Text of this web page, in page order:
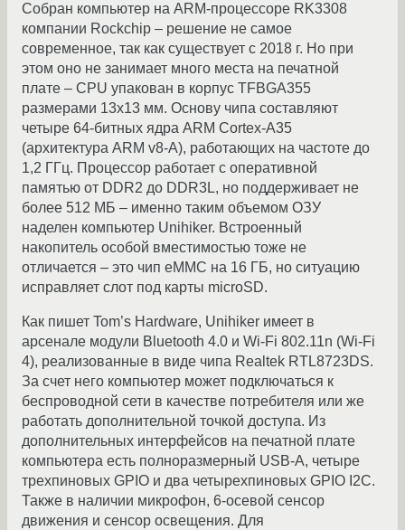
Собран компьютер на ARM-процессоре RK3308
компании Rockchip – решение не самое
современное, так как существует с 2018 г. Но при
этом оно не занимает много места на печатной
плате – CPU упакован в корпус TFBGA355
размерами 13х13 мм. Основу чипа составляют
четыре 64-битных ядра ARM Cortex-A35
(архитектура ARM v8-A), работающих на частоте до
1,2 ГГц. Процессор работает с оперативной
памятью от DDR2 до DDR3L, но поддерживает не
более 512 МБ – именно таким объемом ОЗУ
наделен компьютер Unihiker. Встроенный
накопитель особой вместимостью тоже не
отличается – это чип еММС на 16 ГБ, но ситуацию
исправляет слот под карты microSD.
Как пишет Tom’s Hardware, Unihiker имеет в
арсенале модули Bluetooth 4.0 и Wi-Fi 802.11n (Wi-Fi
4), реализованные в виде чипа Realtek RTL8723DS.
За счет него компьютер может подключаться к
беспроводной сети в качестве потребителя или же
работать дополнительной точкой доступа. Из
дополнительных интерфейсов на печатной плате
компьютера есть полноразмерный USB-A, четыре
трехпиновых GPIO и два четырехпиновых GPIO I2C.
Также в наличии микрофон, 6-осевой сенсор
движения и сенсор освещения. Для